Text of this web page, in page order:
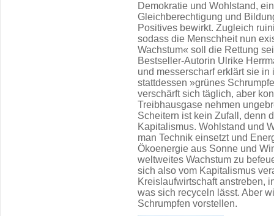
Demokratie und Wohlstand,
Gleichberechtigung und
Positives bewirkt. Zugleich
sodass die Menschheit nun
Wachstum« soll die Rettung
Bestseller-Autorin Ulrike
und messerscharf erklärt sie
stattdessen »grünes
verschärft sich täglich, aber
Treibhausgase nehmen
Scheitern ist kein Zufall, denn
Kapitalismus. Wohlstand und
man Technik einsetzt und
Ökoenergie aus Sonne und
weltweites Wachstum zu
sich also vom Kapitalismus
Kreislaufwirtschaft anstreben,
was sich recyceln lässt. Aber
Schrumpfen vorstellen.